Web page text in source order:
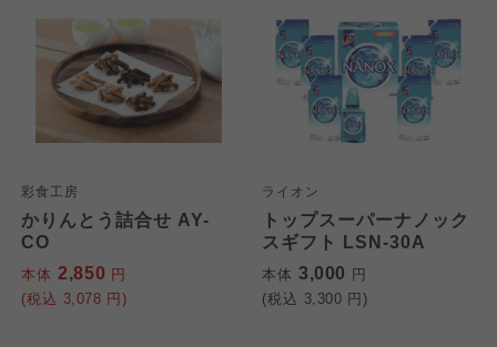
彩食工房
かりんとう詰合せ AY-
CO
本体 2,850 円
(税込 3,078 円)
ライオン
トップスーパーナノック
スギフト LSN-30A
本体 3,000 円
(税込 3,300 円)